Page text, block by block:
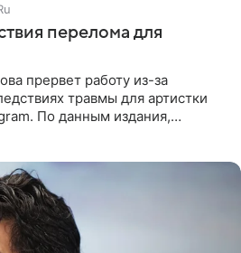
перелома для
прервет работу из-за
травмы для артистки
По данным издания,